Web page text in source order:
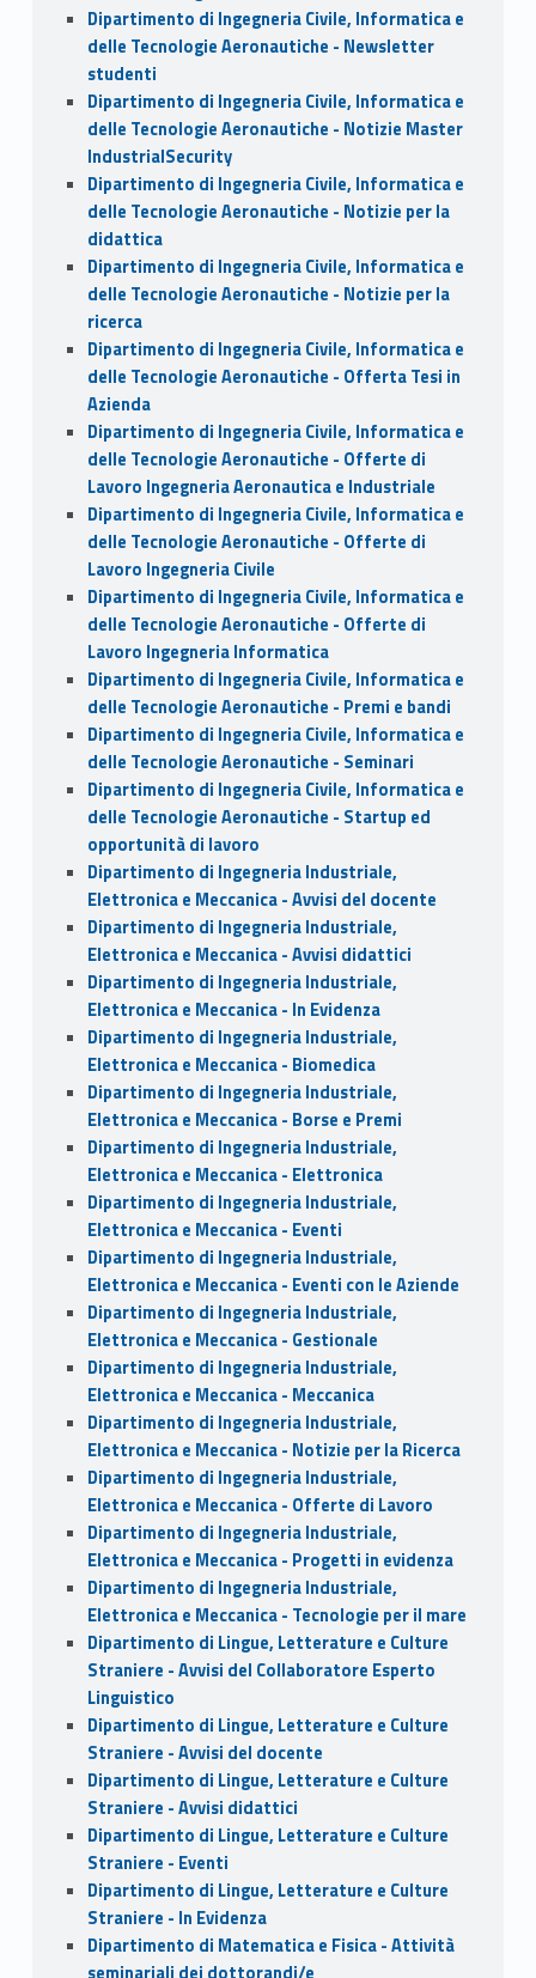
Dipartimento di Ingegneria Civile, Informatica e
delle Tecnologie Aeronautiche - Newsletter
studenti
Dipartimento di Ingegneria Civile, Informatica e
delle Tecnologie Aeronautiche - Notizie Master
IndustrialSecurity
Dipartimento di Ingegneria Civile, Informatica e
delle Tecnologie Aeronautiche - Notizie per la
didattica
Dipartimento di Ingegneria Civile, Informatica e
delle Tecnologie Aeronautiche - Notizie per la
ricerca
Dipartimento di Ingegneria Civile, Informatica e
delle Tecnologie Aeronautiche - Offerta Tesi in
Azienda
Dipartimento di Ingegneria Civile, Informatica e
delle Tecnologie Aeronautiche - Offerte di
Lavoro Ingegneria Aeronautica e Industriale
Dipartimento di Ingegneria Civile, Informatica e
delle Tecnologie Aeronautiche - Offerte di
Lavoro Ingegneria Civile
Dipartimento di Ingegneria Civile, Informatica e
delle Tecnologie Aeronautiche - Offerte di
Lavoro Ingegneria Informatica
Dipartimento di Ingegneria Civile, Informatica e
delle Tecnologie Aeronautiche - Premi e bandi
Dipartimento di Ingegneria Civile, Informatica e
delle Tecnologie Aeronautiche - Seminari
Dipartimento di Ingegneria Civile, Informatica e
delle Tecnologie Aeronautiche - Startup ed
opportunità di lavoro
Dipartimento di Ingegneria Industriale,
Elettronica e Meccanica - Avvisi del docente
Dipartimento di Ingegneria Industriale,
Elettronica e Meccanica - Avvisi didattici
Dipartimento di Ingegneria Industriale,
Elettronica e Meccanica - In Evidenza
Dipartimento di Ingegneria Industriale,
Elettronica e Meccanica - Biomedica
Dipartimento di Ingegneria Industriale,
Elettronica e Meccanica - Borse e Premi
Dipartimento di Ingegneria Industriale,
Elettronica e Meccanica - Elettronica
Dipartimento di Ingegneria Industriale,
Elettronica e Meccanica - Eventi
Dipartimento di Ingegneria Industriale,
Elettronica e Meccanica - Eventi con le Aziende
Dipartimento di Ingegneria Industriale,
Elettronica e Meccanica - Gestionale
Dipartimento di Ingegneria Industriale,
Elettronica e Meccanica - Meccanica
Dipartimento di Ingegneria Industriale,
Elettronica e Meccanica - Notizie per la Ricerca
Dipartimento di Ingegneria Industriale,
Elettronica e Meccanica - Offerte di Lavoro
Dipartimento di Ingegneria Industriale,
Elettronica e Meccanica - Progetti in evidenza
Dipartimento di Ingegneria Industriale,
Elettronica e Meccanica - Tecnologie per il mare
Dipartimento di Lingue, Letterature e Culture
Straniere - Avvisi del Collaboratore Esperto
Linguistico
Dipartimento di Lingue, Letterature e Culture
Straniere - Avvisi del docente
Dipartimento di Lingue, Letterature e Culture
Straniere - Avvisi didattici
Dipartimento di Lingue, Letterature e Culture
Straniere - Eventi
Dipartimento di Lingue, Letterature e Culture
Straniere - In Evidenza
Dipartimento di Matematica e Fisica - Attività
seminariali dei dottorandi/e